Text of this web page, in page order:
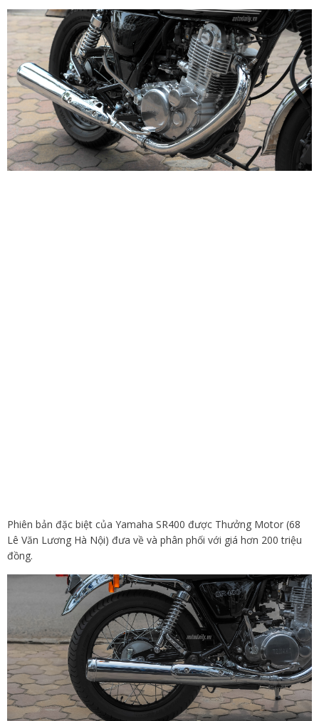
Phiên bản đặc biệt của Yamaha SR400 được Thưởng Motor (68
Lê Văn Lương Hà Nội) đưa về và phân phối với giá hơn 200 triệu
đồng.